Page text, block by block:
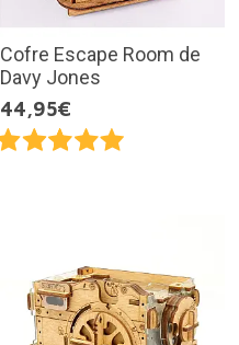
Cofre Escape Room de
Davy Jones
44,95€